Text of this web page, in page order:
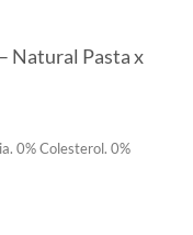
Natural Pasta x
0% Colesterol. 0%